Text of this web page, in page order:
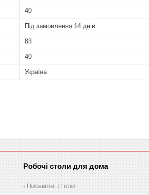
40
Під замовлення 14 днів
83
40
Україна
Робочі столи для дома
Письмові столи